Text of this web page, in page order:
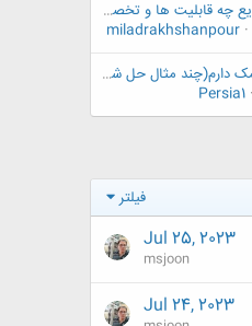
یه مهندس صنایع چه قابلیت ها و تخصص هایی باید داشته باشه تا زودتر جذب بازار کار بشه؟
miladrakhshanpour
نیاز شدید به کمک دارم(چند مثال حل شده از تحلیل شبکه(ANP) و پروژه آماده از طراحی ایجاد صنایع)
Persia1
فیلتر
Jul 25, 2023
msjoon
Jul 24, 2023